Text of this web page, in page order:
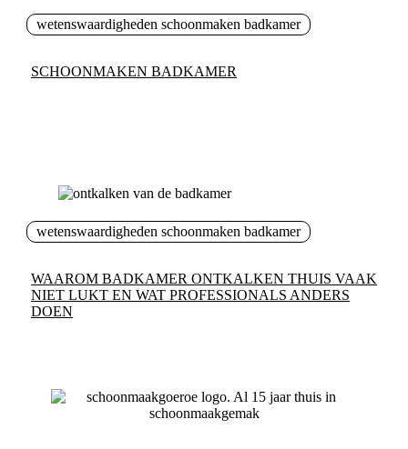
wetenswaardigheden schoonmaken badkamer
SCHOONMAKEN BADKAMER
wetenswaardigheden schoonmaken badkamer
WAAROM BADKAMER ONTKALKEN THUIS VAAK
NIET LUKT EN WAT PROFESSIONALS ANDERS
DOEN